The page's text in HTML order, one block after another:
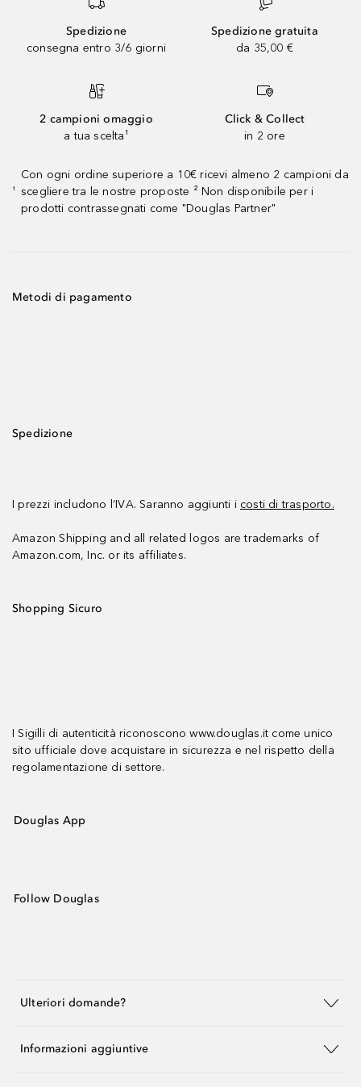
Spedizione
consegna entro 3/6 giorni
Spedizione gratuita
da 35,00 €
2 campioni omaggio
a tua scelta¹
Click & Collect
in 2 ore
¹
Con ogni ordine superiore a 10€ ricevi almeno 2 campioni da
scegliere tra le nostre proposte ² Non disponibile per i
prodotti contrassegnati come "Douglas Partner"
Metodi di pagamento
Spedizione
I prezzi includono l’IVA. Saranno aggiunti i costi di trasporto.
Amazon Shipping and all related logos are trademarks of
Amazon.com, Inc. or its affiliates.
Shopping Sicuro
I Sigilli di autenticità riconoscono www.douglas.it come unico
sito ufficiale dove acquistare in sicurezza e nel rispetto della
regolamentazione di settore.
Douglas App
Follow Douglas
Ulteriori domande?
Informazioni aggiuntive